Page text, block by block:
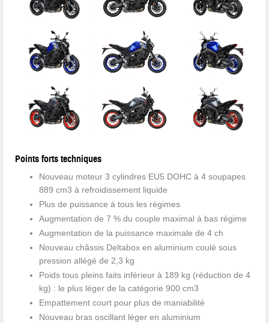
Points forts techniques
Nouveau moteur 3 cylindres EU5 DOHC à 4 soupapes
889 cm3 à refroidissement liquide
Plus de puissance à tous les régimes
Augmentation de 7 % du couple maximal à bas régime
Augmentation de la puissance maximale de 4 ch
Nouveau châssis Deltabox en aluminium coulé sous
pression allégé de 2,3 kg
Poids tous pleins faits inférieur à 189 kg (réduction de 4
kg) : le plus léger de la catégorie 900 cm3
Empattement court pour plus de maniabilité
Nouveau bras oscillant léger en aluminium